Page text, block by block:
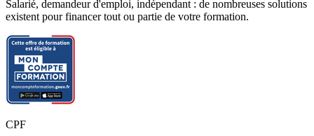
préparation à l’oral.
Salarié, demandeur d'emploi, indépendant : de nombreuses solutions
existent pour financer tout ou partie de votre formation.
CPF